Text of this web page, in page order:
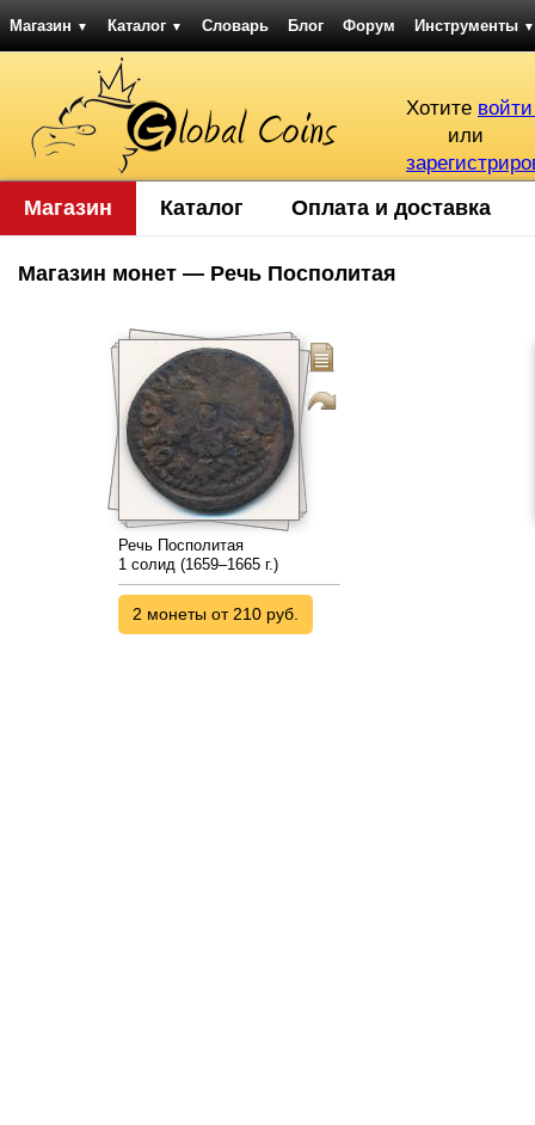
Магазин ▼ Каталог ▼ Словарь Блог Форум Инструменты ▼
Хотите
или
Магазин Каталог Оплата и доставка
Магазин монет — Речь Посполитая
Речь Посполитая
1 солид (1659–1665 г.)
2 монеты от 210 руб.